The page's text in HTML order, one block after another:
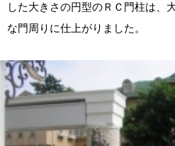
した大きさの円型のＲＣ門柱は、
な門周りに仕上がりました。